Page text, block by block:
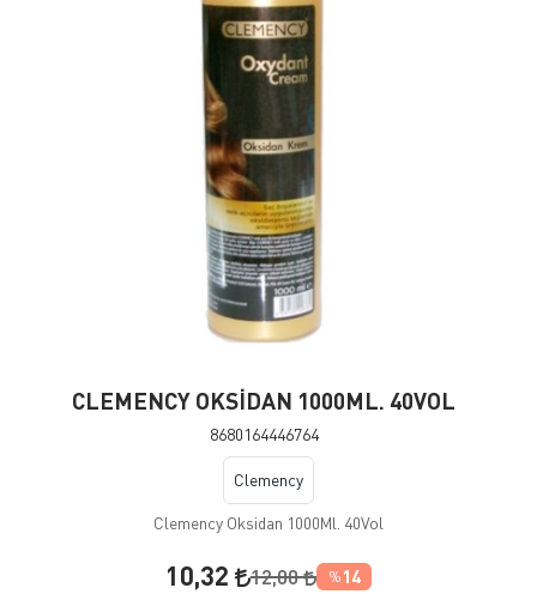
CLEMENCY OKSİDAN 1000ML. 40VOL
8680164446764
Clemency
Clemency Oksidan 1000Ml. 40Vol
10,32 12,00 % 14